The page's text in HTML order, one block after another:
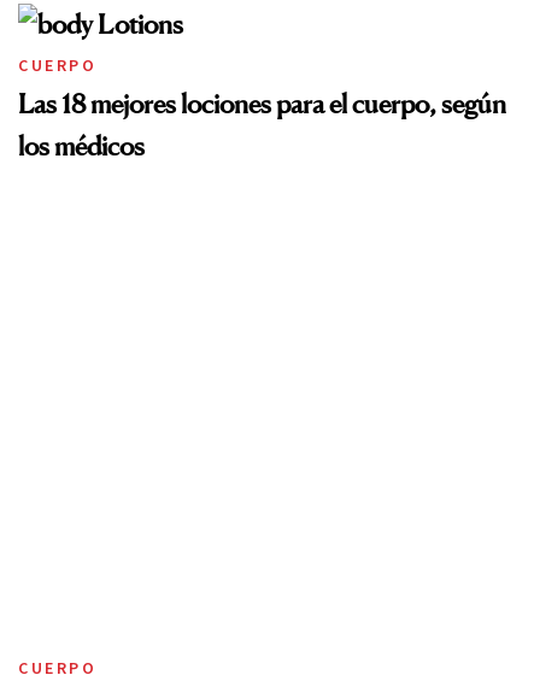
CUERPO
Las 18 mejores lociones para el cuerpo, según
los médicos
CUERPO